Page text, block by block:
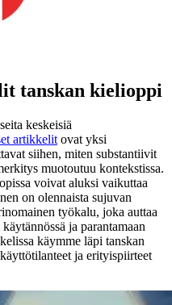
tanskan kielioppi
keskeisiä
artikkelit ovat yksi
siihen, miten substantiivit
muotoutuu kontekstissa.
voivat aluksi vaikuttaa
on olennaista sujuvan
työkalu, joka auttaa
ja parantamaan
käymme läpi tanskan
ja erityispiirteet